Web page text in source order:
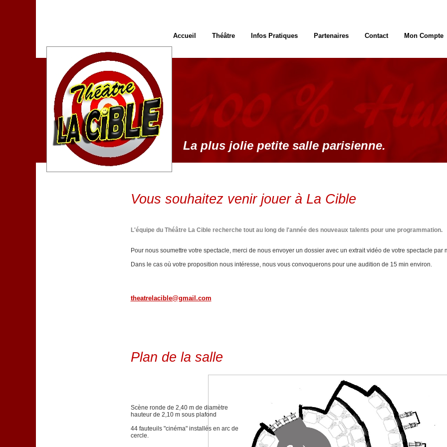
Vous souhaitez venir jouer à La Cible
L'équipe du Théâtre La Cible recherche tout au long de l'année des nouveaux talents pour une programmation.
Pour nous soumettre votre spectacle, merci de nous envoyer un dossier avec un extrait vidéo de votre spectacle par
Dans le cas où votre proposition nous intéresse, nous vous convoquerons pour une audition de 15 min environ.
Plan de la salle
La plus jolie petite salle parisienne.
Accueil Théâtre Infos Pratiques Partenaires Contact Mon Compte
theatrelacible@gmail.com
Scène ronde de 2,40 m de diamètre
hauteur de 2,10 m sous plafond
44 fauteuils "cinéma" installés en arc de
cercle.